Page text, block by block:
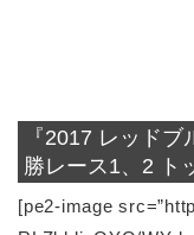
『2017 レッド
勝レース1、2 ト
[pe2-image